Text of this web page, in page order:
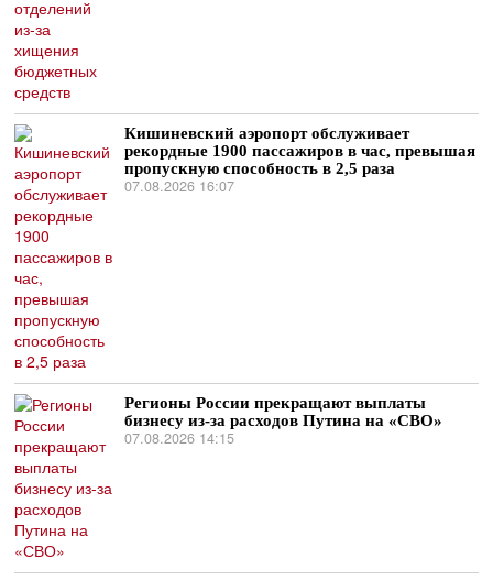
Кишиневский аэропорт обслуживает
рекордные 1900 пассажиров в час, превышая
пропускную способность в 2,5 раза
07.08.2026 16:07
Регионы России прекращают выплаты
бизнесу из-за расходов Путина на «СВО»
07.08.2026 14:15